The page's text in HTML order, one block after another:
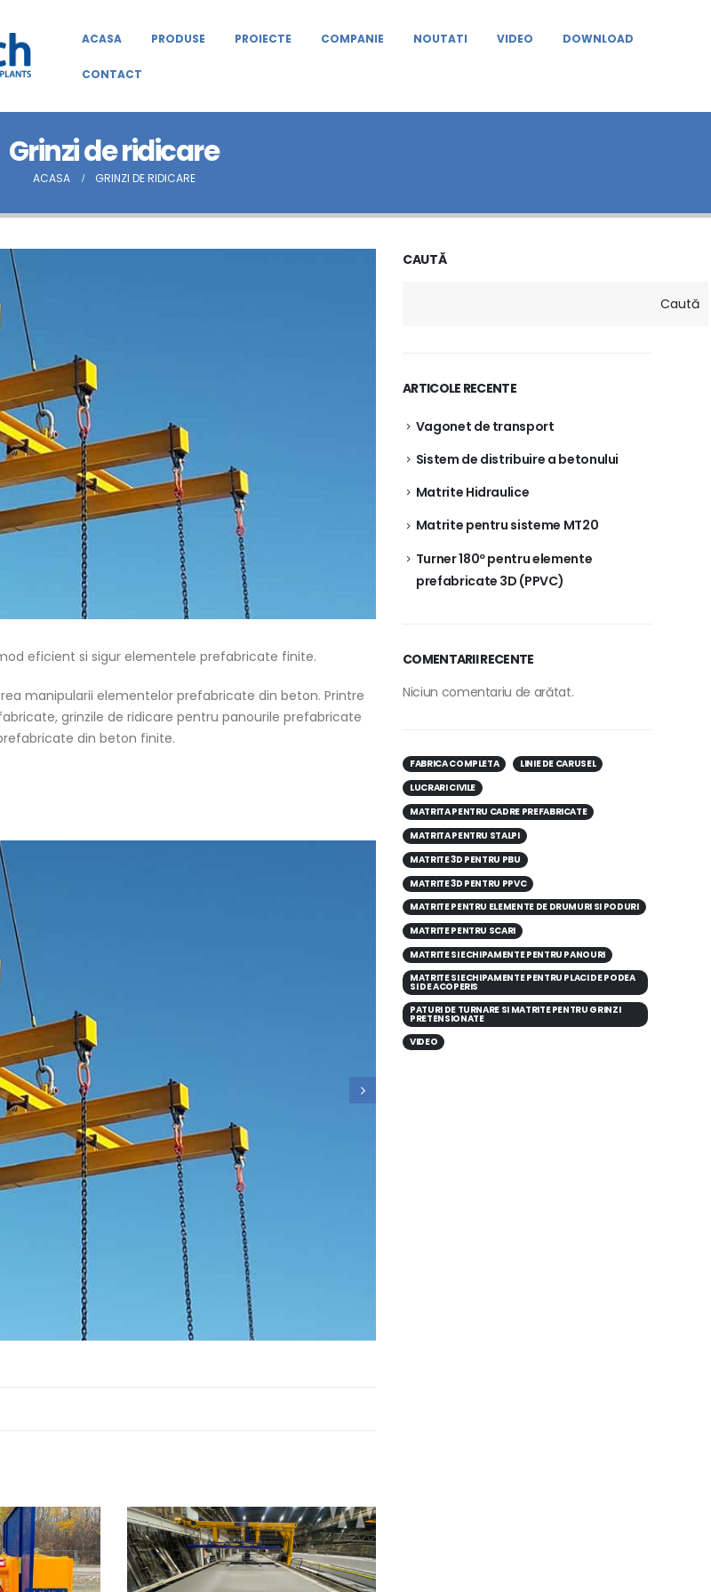
ACASA PRODUSE PROIECTE COMPANIE NOUTATI VIDEO DOWNLOAD
CONTACT
Grinzi de ridicare
ACASA GRINZI DE RIDICARE
eficient si sigur elementele prefabricate finite.
manipularii elementelor prefabricate din beton. Printre
grinzile de ridicare pentru panourile prefabricate
din beton finite.
CAUTĂ
Caută
ARTICOLE RECENTE
Vagonet de transport
Sistem de distribuire a betonului
Matrite Hidraulice
Matrite pentru sisteme MT20
Turner 180º pentru elemente
prefabricate 3D (PPVC)
COMENTARII RECENTE
Niciun comentariu de arătat.
FABRICA COMPLETA
LINIE DE CARUSEL
LUCRARI CIVILE
MATRITA PENTRU CADRE PREFABRICATE
MATRITA PENTRU STALPI
MATRITE 3D PENTRU PBU
MATRITE 3D PENTRU PPVC
MATRITE PENTRU ELEMENTE DE DRUMURI SI PODURI
MATRITE PENTRU SCARI
MATRITE SI ECHIPAMENTE PENTRU PANOURI
MATRITE SI ECHIPAMENTE PENTRU PLACI DE PODEA
SI DE ACOPERIS
PATURI DE TURNARE SI MATRITE PENTRU GRINZI
PRETENSIONATE
VIDEO